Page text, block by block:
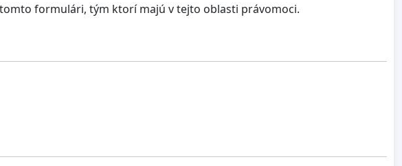
formulári, tým ktorí majú v tejto oblasti právomoci.